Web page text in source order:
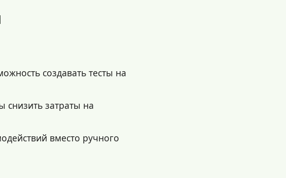
создавать тесты на
снизить затраты на
вместо ручного